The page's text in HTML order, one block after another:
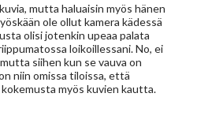
mutta haluaisin myös hänen
ole ollut kamera kädessä
olisi jotenkin upeaa palata
loikoillessani. No, ei
siihen kun se vauva on
niin omissa tiloissa, että
myös kuvien kautta.